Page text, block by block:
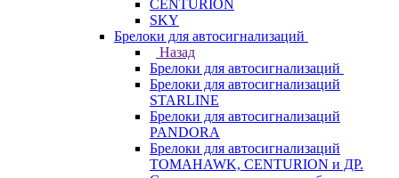
CENTURION
SKY
Брелоки для автосигнализаций
Назад
Брелоки для автосигнализаций
Брелоки для автосигнализаций
STARLINE
Брелоки для автосигнализаций
PANDORA
Брелоки для автосигнализаций
TOMAHAWK, CENTURION и ДР.